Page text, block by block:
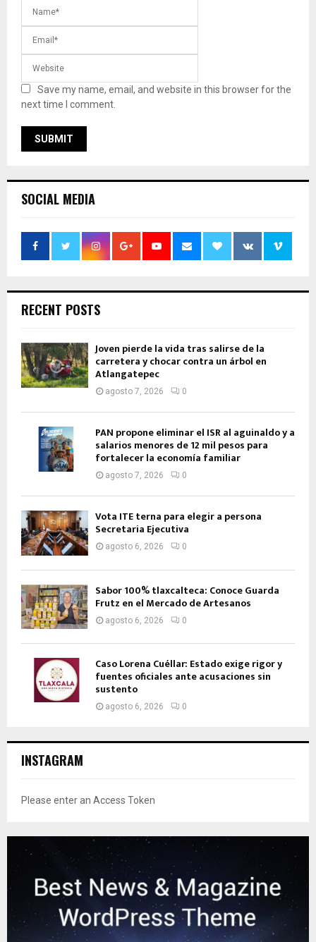
Save my name, email, and website in this browser for the
next time I comment.
SOCIAL MEDIA
RECENT POSTS
Joven pierde la vida tras salirse de la
carretera y chocar contra un árbol en
Atlangatepec
agosto 7, 2026 0
PAN propone eliminar el ISR al aguinaldo y a
salarios menores de 12 mil pesos para
fortalecer la economía familiar
agosto 7, 2026 0
Vota ITE terna para elegir a persona
Secretaria Ejecutiva
agosto 6, 2026 0
Sabor 100% tlaxcalteca: Conoce Guarda
Frutz en el Mercado de Artesanos
agosto 6, 2026 0
Caso Lorena Cuéllar: Estado exige rigor y
fuentes oficiales ante acusaciones sin
sustento
agosto 6, 2026 0
INSTAGRAM
Please enter an Access Token